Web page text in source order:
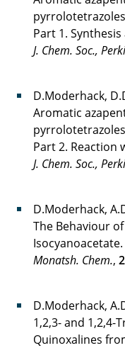
Part 1.
J. Chem. Soc.,
D.Moderhack,
Aromatic
Part 2. Reaction
J. Chem. Soc.,
D.Moderhack,
The Behaviour
Isocyanoacetate.
Monatsh. Chem.,
D.Moderhack,
1,2,3- and 1,2,4-
Quinoxalines